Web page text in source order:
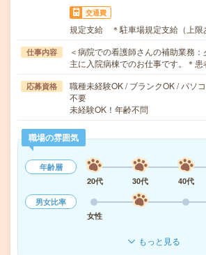
交通費
規定支給 ＊駐車場規定支給（上限
仕事内容
＜病院での看護師さんの補助業務
主に入院病棟でのお仕事です。＊
応募資格
職種未経験OK / ブランクOK / パソ
不要
未経験OK！年齢不問
職場の雰囲気
年齢層
20代
30代 40代
男女比率
女性
もっと見る